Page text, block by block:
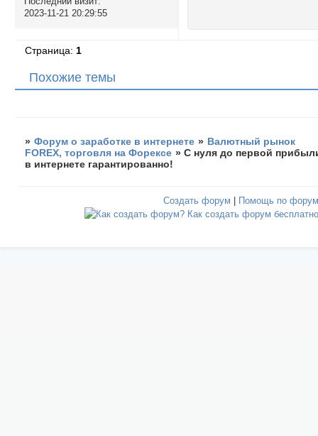
2023-11-21 20:29:55
Страница: 1
Похожие темы
» Форум о заработке в интернете » Валютный рынок
FOREX, торговля на Форексе »С нуля до первой
в интернете гарантированно!
Создать форум | Помощь по